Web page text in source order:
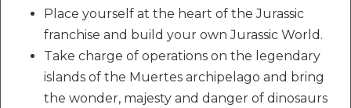
Place yourself at the heart of the Jurassic
franchise and build your own Jurassic World.
Take charge of operations on the legendary
islands of the Muertes archipelago and bring
the wonder, majesty and danger of dinosaurs